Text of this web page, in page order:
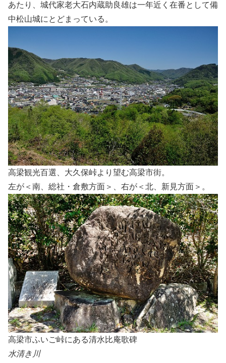
あたり、城代家老大石内蔵助良雄は一年近く在番として備
中松山城にとどまっている。
高梁観光百選、大久保峠より望む高梁市街。
左が＜南、総社・倉敷方面＞、右が＜北、新見方面＞。
高梁市ふいご峠にある清水比庵歌碑
水清き川